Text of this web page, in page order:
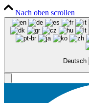
Nach oben scrollen
Deutsch